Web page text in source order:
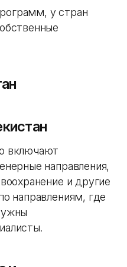
у стран
включают
направления,
и другие
направлениям, где